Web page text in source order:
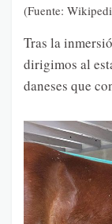
(Fuente:
Tras la
dirigimos al
daneses que